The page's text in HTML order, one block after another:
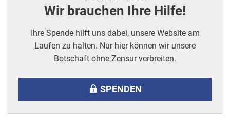
Wir brauchen Ihre Hilfe!
Ihre Spende hilft uns dabei, unsere Website am
Laufen zu halten. Nur hier können wir unsere
Botschaft ohne Zensur verbreiten.
SPENDEN